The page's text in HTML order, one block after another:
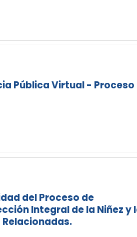
Pública Virtual - Proceso
del Proceso de
Integral de la Niñez y